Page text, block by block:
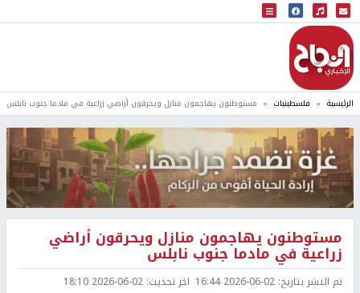
البث المباشر
إذاعة النجاح
الرئيسية فلسطينيات مستوطنون يهاجمون منازل ويحرقون أراضي زراعية في مادما جنوب نابلس
مستوطنون يهاجمون منازل ويحرقون أراضي
زراعية في مادما جنوب نابلس
تم النشر بتاريخ: 2026-06-02 16:44 اخر تحديث: 2026-06-02 18:10